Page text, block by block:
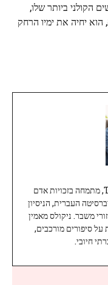
הקולני ביותר שלו,
יחיה את ימיו הרחק
ניקולס, עיתונאי ותיק ומוערך ב-Twoday, מתמחה בזכויות אדם
העברית, הניסיון
משבר. ניקולס מאמין
על סיפורים מורכבים,
חיובי.